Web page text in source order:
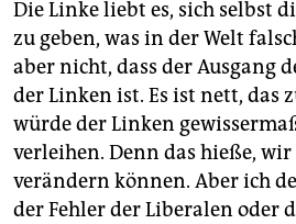
Die Linke liebt es, sich selbst
zu geben, was in der Welt
aber nicht, dass der Ausgang
der Linken ist. Es ist nett, das
würde der Linken
verleihen. Denn das hieße,
verändern können. Aber ich
der Fehler der Liberalen oder